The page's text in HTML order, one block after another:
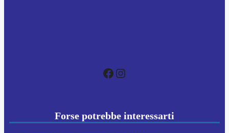
Facebook
Instagram
Forse potrebbe interessarti